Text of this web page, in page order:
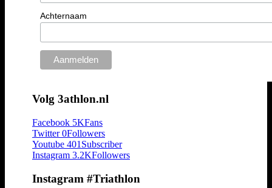
Achternaam
Volg 3athlon.nl
Facebook 5KFans
Twitter 0Followers
Youtube 401 Subscriber
Instagram 3.2KFollowers
Instagram #Triathlon